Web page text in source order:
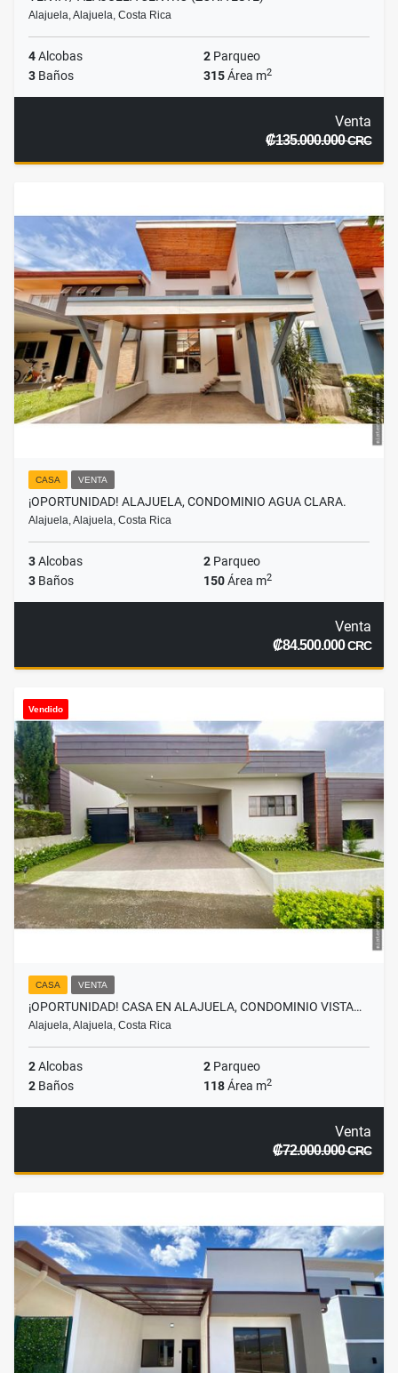
Alajuela, Alajuela, Costa Rica
4Alcobas 2 Parqueo
3 Baños 315Área m2
Venta
₡135.000.000CRC
CASA VENTA
¡OPORTUNIDAD! ALAJUELA, CONDOMINIO AGUA CLARA.
Alajuela, Alajuela, Costa Rica
3Alcobas 2 Parqueo
3 Baños 150Área m2
Venta
₡84.500.000CRC
Vendido
CASA VENTA
¡OPORTUNIDAD! CASA EN ALAJUELA, CONDOMINIO VISTA…
Alajuela, Alajuela, Costa Rica
2Alcobas 2 Parqueo
2 Baños 118Área m2
Venta
₡72.000.000CRC